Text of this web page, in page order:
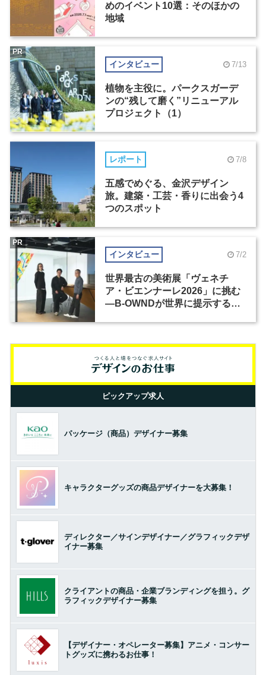
めのイベント10選：そのほかの
地域
インタビュー 7/13
植物を主役に。パークスガーデ
ンの“残して磨く”リニューアル
プロジェクト（1）
PR
レポート 7/8
五感でめぐる、金沢デザイン
旅。建築・工芸・香りに出会う4
つのスポット
インタビュー 7/2
世界最古の美術展「ヴェネチ
ア・ビエンナーレ2026」に挑む
―B-OWNDが世界に提示する美
PR
ピックアップ求人
パッケージ（商品）デザイナー募集
キャラクターグッズの商品デザイナーを大募集！
ディレクター／サインデザイナー／グラフィックデザ
イナー募集
クライアントの商品・企業ブランディングを担う。グ
ラフィックデザイナー募集
【デザイナー・オペレーター募集】アニメ・コンサー
トグッズに携わるお仕事！